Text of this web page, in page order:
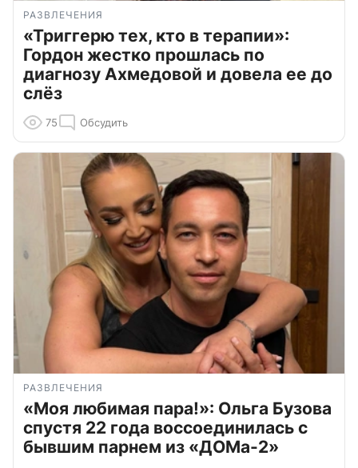
РАЗВЛЕЧЕНИЯ
«Триггерю тех, кто в терапии»:
Гордон жестко прошлась по
диагнозу Ахмедовой и довела ее до
слёз
75 Обсудить
РАЗВЛЕЧЕНИЯ
«Моя любимая пара!»: Ольга Бузова
спустя 22 года воссоединилась с
бывшим парнем из «ДОМа-2»